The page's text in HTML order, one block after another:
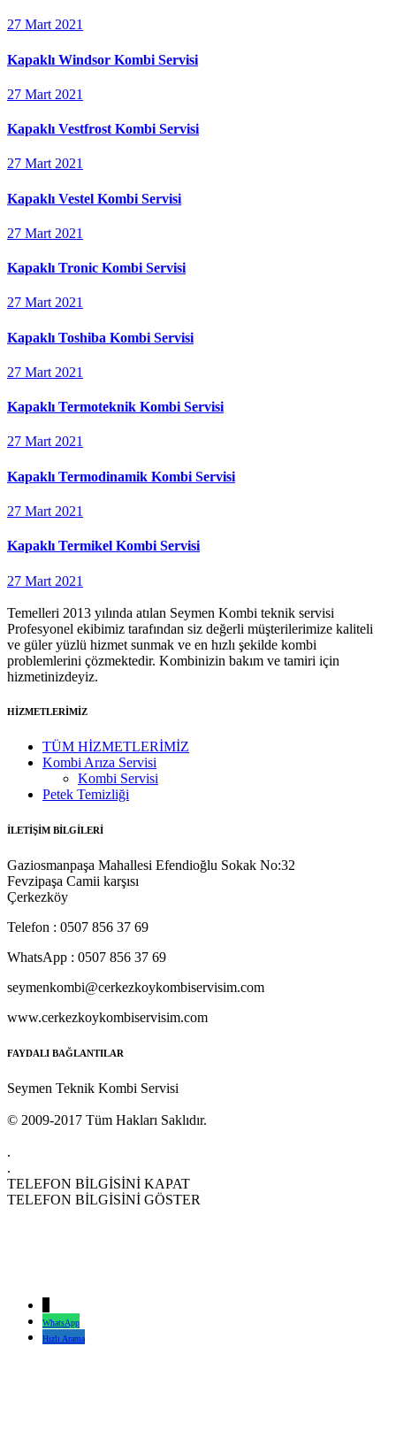
27 Mart 2021
Kapaklı Windsor Kombi Servisi
27 Mart 2021
Kapaklı Vestfrost Kombi Servisi
27 Mart 2021
Kapaklı Vestel Kombi Servisi
27 Mart 2021
Kapaklı Tronic Kombi Servisi
27 Mart 2021
Kapaklı Toshiba Kombi Servisi
27 Mart 2021
Kapaklı Termoteknik Kombi Servisi
27 Mart 2021
Kapaklı Termodinamik Kombi Servisi
27 Mart 2021
Kapaklı Termikel Kombi Servisi
27 Mart 2021
Temelleri 2013 yılında atılan Seymen Kombi teknik servisi
Profesyonel ekibimiz tarafından siz değerli müşterilerimize kaliteli
ve güler yüzlü hizmet sunmak ve en hızlı şekilde kombi
problemlerini çözmektedir. Kombinizin bakım ve tamiri için
hizmetinizdeyiz.
HİZMETLERİMİZ
TÜM HİZMETLERİMİZ
Kombi Arıza Servisi
Kombi Servisi
Petek Temizliği
İLETİŞİM BİLGİLERİ
Gaziosmanpaşa Mahallesi Efendioğlu Sokak No:32
Fevzipaşa Camii karşısı
Çerkezköy
Telefon : 0507 856 37 69
WhatsApp : 0507 856 37 69
seymenkombi@cerkezkoykombiservisim.com
www.cerkezkoykombiservisim.com
FAYDALI BAĞLANTILAR
Seymen Teknik Kombi Servisi
© 2009-2017 Tüm Hakları Saklıdır.
.
.
TELEFON BİLGİSİNİ KAPAT
TELEFON BİLGİSİNİ GÖSTER
WhatsApp
Hızlı Arama